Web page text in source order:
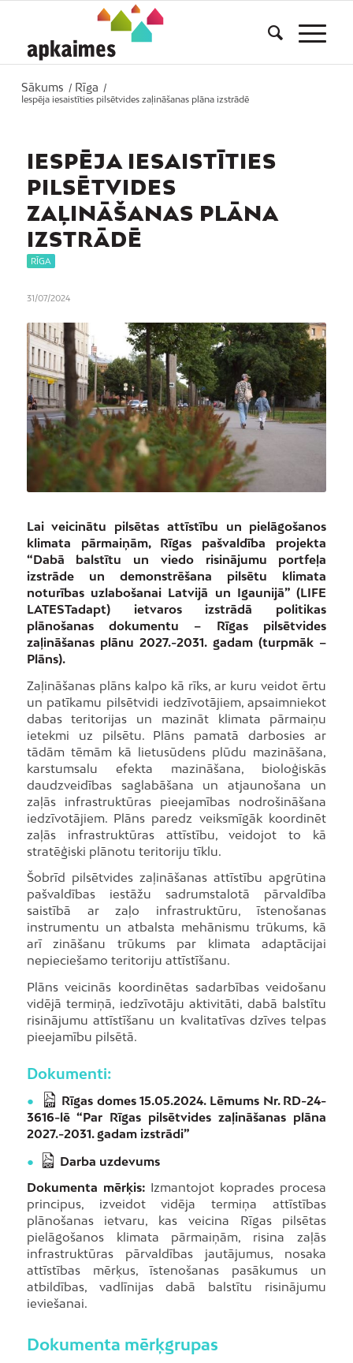
Sākums / Rīga
/
Iespēja iesaistīties pilsētvides zaļināšanas plāna izstrādē
IESPĒJA IESAISTĪTIES
PILSĒTVIDES
ZAĻINĀŠANAS PLĀNA
IZSTRĀDĒ
RĪGA
31/07/2024
Lai veicinātu pilsētas attīstību un pielāgošanos
klimata pārmaiņām, Rīgas pašvaldība projekta
“Dabā balstītu un viedo risinājumu portfeļa
izstrāde un demonstrēšana pilsētu klimata
noturības uzlabošanai Latvijā un Igaunijā” (LIFE
LATESTadapt) ietvaros izstrādā politikas
plānošanas dokumentu – Rīgas pilsētvides
zaļināšanas plānu 2027.-2031. gadam (turpmāk –
Plāns).
Zaļināšanas plāns kalpo kā rīks, ar kuru veidot ērtu
un patīkamu pilsētvidi iedzīvotājiem, apsaimniekot
dabas teritorijas un mazināt klimata pārmaiņu
ietekmi uz pilsētu. Plāns pamatā darbosies ar
tādām tēmām kā lietusūdens plūdu mazināšana,
karstumsalu efekta mazināšana, bioloģiskās
daudzveidības saglabāšana un atjaunošana un
zaļās infrastruktūras pieejamības nodrošināšana
iedzīvotājiem. Plāns paredz veiksmīgāk koordinēt
zaļās infrastruktūras attīstību, veidojot to kā
stratēģiski plānotu teritoriju tīklu.
Šobrīd pilsētvides zaļināšanas attīstību apgrūtina
pašvaldības iestāžu sadrumstalotā pārvaldība
saistībā ar zaļo infrastruktūru, īstenošanas
instrumentu un atbalsta mehānismu trūkums, kā
arī zināšanu trūkums par klimata adaptācijai
nepieciešamo teritoriju attīstīšanu.
Plāns veicinās koordinētas sadarbības veidošanu
vidējā termiņā, iedzīvotāju aktivitāti, dabā balstītu
risinājumu attīstīšanu un kvalitatīvas dzīves telpas
pieejamību pilsētā.
Dokumenti:
●
Rīgas domes 15.05.2024. Lēmums Nr. RD-24-
3616-lē “Par Rīgas pilsētvides zaļināšanas plāna
2027.-2031. gadam izstrādi”
●
Darba uzdevums
Dokumenta mērķis: Izmantojot koprades procesa
principus, izveidot vidēja termiņa attīstības
plānošanas ietvaru, kas veicina Rīgas pilsētas
pielāgošanos klimata pārmaiņām, risina zaļās
infrastruktūras pārvaldības jautājumus, nosaka
attīstības mērķus, īstenošanas pasākumus un
atbildības, vadlīnijas dabā balstītu risinājumu
ieviešanai.
Dokumenta mērķgrupas